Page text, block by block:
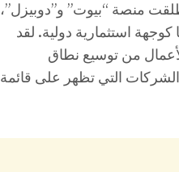
منصة “بيوت” و”دوبيزل”،
كوجهة استثمارية دولية. لقد
الأعمال من توسيع نطاق
التي تظهر على قائمة